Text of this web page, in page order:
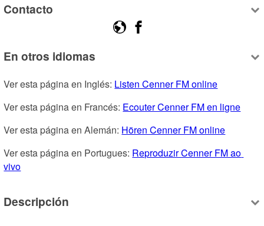
Contacto
En otros idiomas
Ver esta página en Inglés: Listen Cenner FM online
Ver esta página en Francés: Ecouter Cenner FM en ligne
Ver esta página en Alemán: Hören Cenner FM online
Ver esta página en Portugues: Reproduzir Cenner FM ao
vivo
Descripción